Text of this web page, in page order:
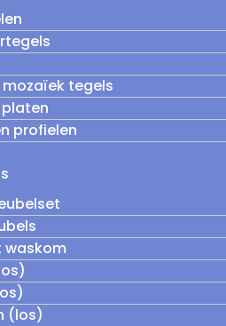
tegels
profielen
waskom
(los)